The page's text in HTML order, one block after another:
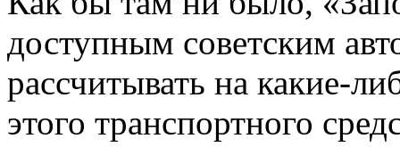
доступным советским
рассчитывать на какие-
этого транспортного